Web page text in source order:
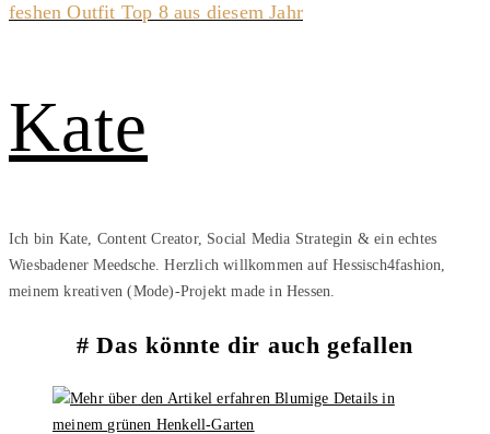
feshen Outfit Top 8 aus diesem Jahr
Kate
Ich bin Kate, Content Creator, Social Media Strategin & ein echtes
Wiesbadener Meedsche. Herzlich willkommen auf Hessisch4fashion,
meinem kreativen (Mode)-Projekt made in Hessen.
Das könnte dir auch gefallen